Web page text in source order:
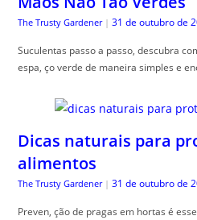
The Trusty Gardener | 31 de outubro de
Suculentas passo a passo, descubra
espa, ço verde de maneira simples e
Dicas naturais para
alimentos
The Trusty Gardener | 31 de outubro de
Preven, ção de pragas em hortas é